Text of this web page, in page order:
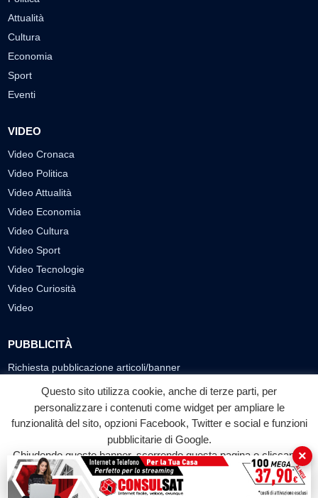
Attualità
Cultura
Economia
Sport
Eventi
VIDEO
Video Cronaca
Video Politica
Video Attualità
Video Economia
Video Cultura
Video Sport
Video Tecnologie
Video Curiosità
Video
PUBBLICITÀ
Richiesta pubblicazione articoli/banner
SEGUICI SUI SOCIAL
f
Facebook
◎ ▶
YouTube
© 2026 LABTV - Tutti i diritti riservati
Questo sito utilizza cookie, anche di terze parti, per
personalizzare i contenuti come widget per ampliare le
funzionalità del sito, opzioni Facebook, Twitter e social e funzioni
pubblicitarie di Google.
Chiudendo questo banner, scorrendo questa pagina o cliccando
su qualunque suo elemento acconsenti all'uso dei cookie.
Accetta
×